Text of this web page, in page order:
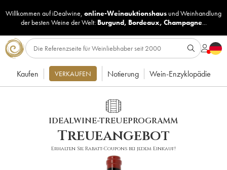
Willkommen auf iDealwine, online-Weinauktionshaus undWeinhandlung
der besten Weine der Welt: Burgund, Bordeaux, Champagne...
Kaufen VERKAUFEN Notierung Wein-Enzyklopädie
IDEALWINE-TREUEPROGRAMM
Treueangebot
Erhalten Sie Rabatt-Coupons bei jedem Einkauf!